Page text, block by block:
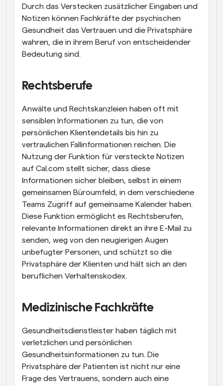
Durch das Verstecken zusätzlicher Eingaben und
Notizen können Fachkräfte der psychischen
Gesundheit das Vertrauen und die Privatsphäre
wahren, die in ihrem Beruf von entscheidender
Bedeutung sind.
Rechtsberufe
Anwälte und Rechtskanzleien haben oft mit
sensiblen Informationen zu tun, die von
persönlichen Klientendetails bis hin zu
vertraulichen Fallinformationen reichen. Die
Nutzung der Funktion für versteckte Notizen
auf Cal.com stellt sicher, dass diese
Informationen sicher bleiben, selbst in einem
gemeinsamen Büroumfeld, in dem verschiedene
Teams Zugriff auf gemeinsame Kalender haben.
Diese Funktion ermöglicht es Rechtsberufen,
relevante Informationen direkt an ihre E-Mail zu
senden, weg von den neugierigen Augen
unbefugter Personen, und schützt so die
Privatsphäre der Klienten und hält sich an den
beruflichen Verhaltenskodex.
Medizinische Fachkräfte
Gesundheitsdienstleister haben täglich mit
verletzlichen und persönlichen
Gesundheitsinformationen zu tun. Die
Privatsphäre der Patienten ist nicht nur eine
Frage des Vertrauens, sondern auch eine